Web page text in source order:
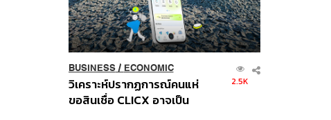
BUSINESS/ ECONOMIC
วิเคราะห์ปรากฏการณ์คนแห่
ขอสินเชื่อ CLICX อาจเป็น
2.5K